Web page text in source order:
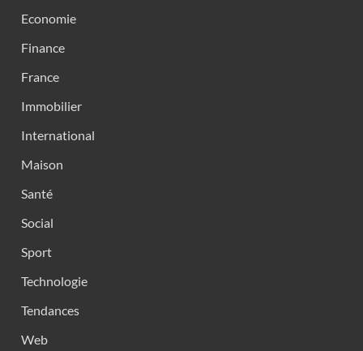
Economie
Finance
France
Immobilier
International
Maison
Santé
Social
Sport
Technologie
Tendances
Web